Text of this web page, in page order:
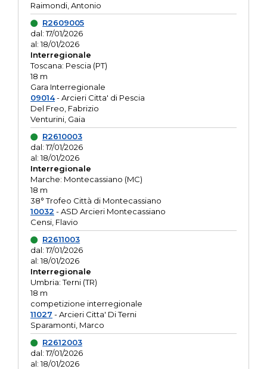
Raimondi, Antonio
R2609005
dal: 17/01/2026
al: 18/01/2026
Interregionale
Toscana: Pescia (PT)
18 m
Gara Interregionale
09014- Arcieri Citta' di Pescia
Del Freo, Fabrizio
Venturini, Gaia
R2610003
dal: 17/01/2026
al: 18/01/2026
Interregionale
Marche: Montecassiano (MC)
18 m
38° Trofeo Città di Montecassiano
10032 - ASD Arcieri Montecassiano
Censi, Flavio
R2611003
dal: 17/01/2026
al: 18/01/2026
Interregionale
Umbria: Terni (TR)
18 m
competizione interregionale
11027 - Arcieri Citta' Di Terni
Sparamonti, Marco
R2612003
dal: 17/01/2026
al: 18/01/2026